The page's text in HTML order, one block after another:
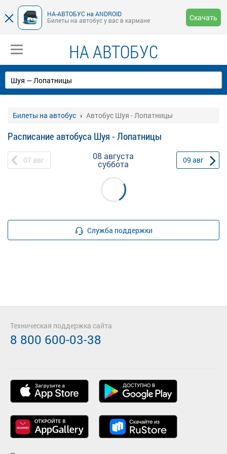
НА-АВТОБУС на ANDROID
Билеты на автобус у вас в кармане
Скачать
НА АВТОБУС
Билеты на автобус Автобус Шуя - Лопатницы
Расписание автобуса Шуя - Лопатницы
07 авг 08 августа
суббота 09 авг
Служба поддержки
Техническая поддержка сайта
8 800 600-03-38